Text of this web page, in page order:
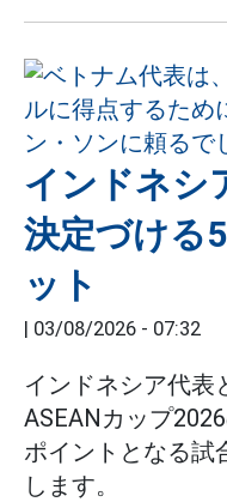
インドネシ
決定づける
ット
| 03/08/2026 - 07:32
インドネシア代表
ASEANカップ
ポイントとなる試
します。